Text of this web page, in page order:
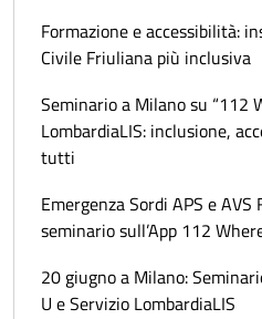
Formazione e accessibilità:
Civile Friuliana più inclusiva
Seminario a Milano su “112
LombardiaLIS: inclusione,
tutti
Emergenza Sordi APS e AVS
seminario sull’App 112
20 giugno a Milano:
U e Servizio LombardiaLIS